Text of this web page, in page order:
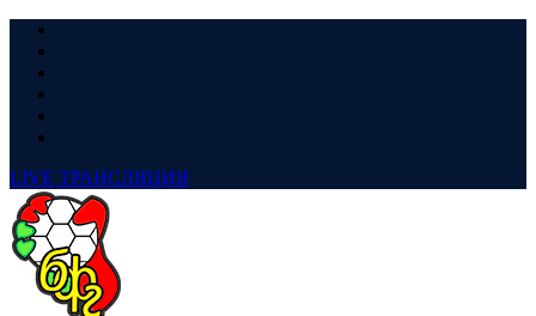
LIVE ТРАНСЛЯЦИЯ